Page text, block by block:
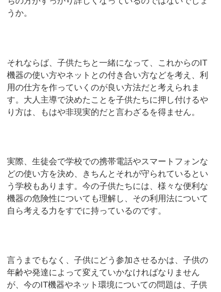
うか。
それならば、子供たちと一緒になって、これからのIT
機器の使い方やネットとの付き合い方などを考え、利
用の仕方を作っていくのが良い方法だと考えられま
す。大人主導で決めたことを子供たちに押し付けるや
り方は、もはや非現実的だと言わざるを得ません。
実際、生徒会で学校での携帯電話やスマートフォンな
どの使い方を決め、きちんとそれが守られているとい
う学校もあります。今の子供たちには、様々な便利な
機器の危険性についても理解し、その利用法について
自ら考える力をすでに持っているのです。
言うまでもなく、子供にどう参加させるかは、子供の
年齢や発達によって変えていかなければなりません
が、今のIT機器やネット環境についての問題は、子供